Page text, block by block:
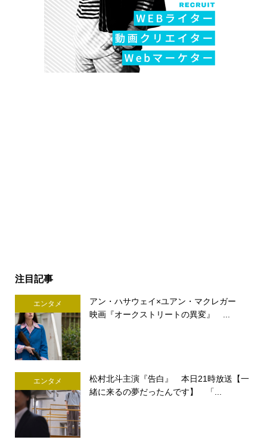
注目記事
エンタメ
アン・ハサウェイ×ユアン・マクレガー
映画『オークストリートの異変』 ...
エンタメ
松村北斗主演『告白』 本日21時放送【一
緒に来るの夢だったんです】 「...